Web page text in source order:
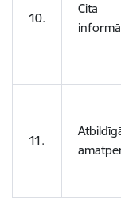
10.
Cita
11.